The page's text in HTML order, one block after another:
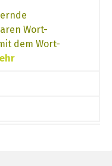
Wort-
dem Wort-